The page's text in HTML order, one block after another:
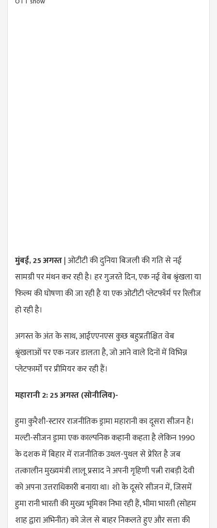
मुंबई, 25 अगस्त| ओटीटी की दुनिया बिजली की गति से नई
सामग्री पर मंथन कर रही है। हर गुजरते दिन, एक नई वेब श्रृंखला या
फिल्म की घोषणा की जा रही है या एक ओटीटी प्लेटफॉर्म पर रिलीज
हो रही है।
अगस्त के अंत के साथ, आईएएनएस कुछ बहुप्रतीक्षित वेब
श्रृंखलाओं पर एक नजर डालता है, जो आने वाले दिनों में विभिन्न
प्लेटफार्मों पर प्रीमियर कर रही हैं।
महारानी 2: 25 अगस्त (सोनीलिव)-
हुमा कुरैशी-स्टारर राजनीतिक ड्रामा महारानी का दूसरा सीजन है।
मल्टी-सीजन ड्रामा एक काल्पनिक कहानी कहता है लेकिन 1990
के दशक में बिहार में राजनीतिक उथल-पुथल से प्रेरित है जब
तत्कालीन मुख्यमंत्री लालू प्रसाद ने अपनी गृहिणी पत्नी राबड़ी देवी
को अपना उत्तराधिकारी बनाया था। शो के दूसरे सीजन में, जिसमें
हुमा रानी भारती की मुख्य भूमिका निभा रही हैं, भीमा भारती (सोहम
शाह द्वारा अभिनीत) को जेल से बाहर निकलते हुए और सत्ता की